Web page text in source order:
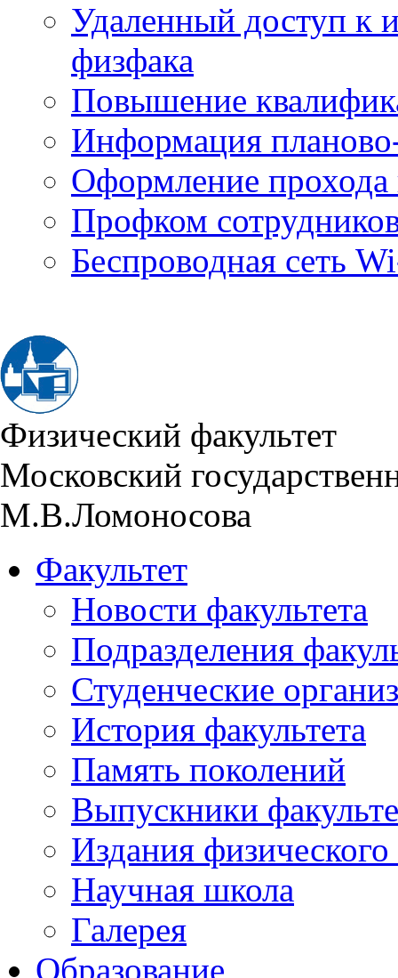
Удаленный доступ к
физфака
Повышение
Информация
Оформление прохода
Профком
Беспроводная сеть
Физический факультет
Московский
М.В.Ломоносова
Факультет
Новости факультета
Подразделения
Студенческие
История факультета
Память поколений
Выпускники
Издания физического
Научная школа
Галерея
Образование